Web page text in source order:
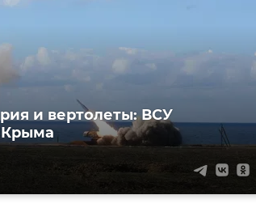
и вертолеты: ВСУ
Крыма